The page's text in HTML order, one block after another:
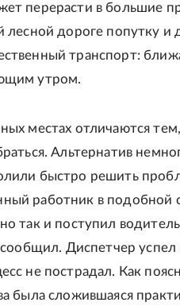
перерасти в большие
лесной дороге попутку
транспорт:
утром.
местах отличаются
Альтернатив
быстро решить
работник в подобной
так и поступил
Диспетчер успел
не пострадал. Как
была сложившаяся